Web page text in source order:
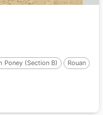
Poney (Section B)
Rouan